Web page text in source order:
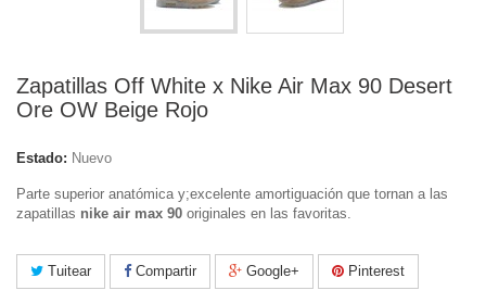
Zapatillas Off White x Nike Air Max 90 Desert
Ore OW Beige Rojo
Estado: Nuevo
Parte superior anatómica y;excelente amortiguación que tornan a las
zapatillas nike air max 90 originales en las favoritas.
Tuitear Compartir Google+ Pinterest